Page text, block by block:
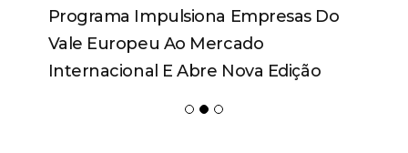
Programa Impulsiona Empresas Do
Vale Europeu Ao Mercado
Internacional E Abre Nova Edição